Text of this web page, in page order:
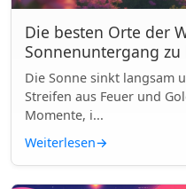
Die besten Orte der
Sonnenuntergang zu
Die Sonne sinkt langsam
Streifen aus Feuer und
Momente, i...
Weiterlesen→